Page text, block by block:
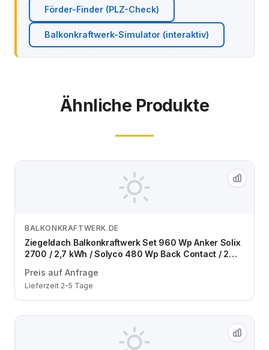
Förder-Finder (PLZ-Check)
Balkonkraftwerk-Simulator (interaktiv)
Ähnliche Produkte
Zum Angebot
BALKONKRAFTWERK.DE
Ziegeldach Balkonkraftwerk Set 960 Wp Anker Solix
2700 / 2,7 kWh / Solyco 480 Wp Back Contact / 2
Preis auf Anfrage
Lieferzeit 2-5 Tage